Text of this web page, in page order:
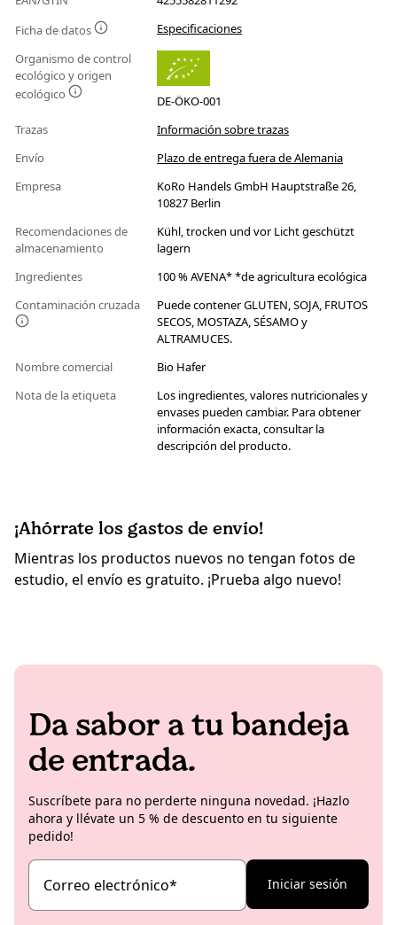
Ficha de datos
Especificaciones
Organismo de control
ecológico y origen
ecológico
DE-ÖKO-001
Trazas
Información sobre trazas
Envío
Plazo de entrega fuera de Alemania
Empresa
KoRo Handels GmbH Hauptstraße 26,
10827 Berlin
Recomendaciones de
almacenamiento
Kühl, trocken und vor Licht geschützt
lagern
Ingredientes
100 % AVENA* *de agricultura ecológica
Contaminación cruzada
Puede contener GLUTEN, SOJA, FRUTOS
SECOS, MOSTAZA, SÉSAMO y
ALTRAMUCES.
Nombre comercial
Bio Hafer
Nota de la etiqueta
Los ingredientes, valores nutricionales y
envases pueden cambiar. Para obtener
información exacta, consultar la
descripción del producto.
¡Ahórrate los gastos de envío!
Mientras los productos nuevos no tengan fotos de
estudio, el envío es gratuito. ¡Prueba algo nuevo!
Da sabor a tu bandeja
de entrada.
Suscríbete para no perderte ninguna novedad. ¡Hazlo
ahora y llévate un 5 % de descuento en tu siguiente
pedido!
Correo electrónico* Iniciar sesión